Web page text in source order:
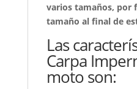
varios tamaños, por
tamaño al final de
Las
Carpa
moto son: